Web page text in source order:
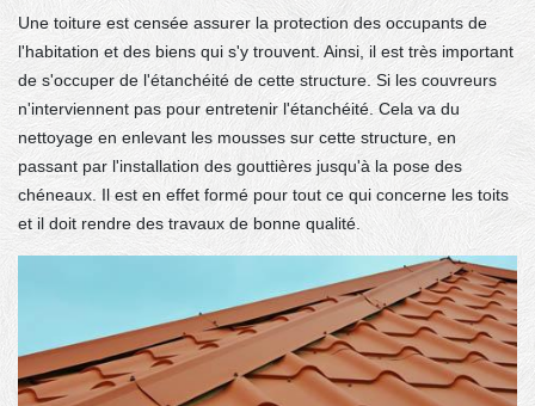
Une toiture est censée assurer la protection des occupants de
l'habitation et des biens qui s'y trouvent. Ainsi, il est très important
de s'occuper de l'étanchéité de cette structure. Si les couvreurs
n'interviennent pas pour entretenir l'étanchéité. Cela va du
nettoyage en enlevant les mousses sur cette structure, en
passant par l'installation des gouttières jusqu'à la pose des
chéneaux. Il est en effet formé pour tout ce qui concerne les toits
et il doit rendre des travaux de bonne qualité.